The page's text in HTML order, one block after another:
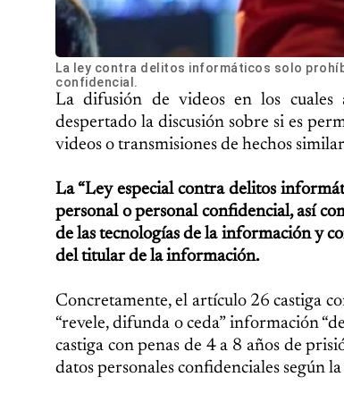
La ley contra delitos informáticos solo
confidencial.
La difusión de videos en los cuales
despertado la discusión sobre si es
videos o transmisiones de hechos
La “Ley especial contra delitos
personal o personal confidencial, así
de las tecnologías de la información y
del titular de la información.
Concretamente, el artículo 26 castiga
“revele, difunda o ceda” información
castiga con penas de 4 a 8 años de
datos personales confidenciales según